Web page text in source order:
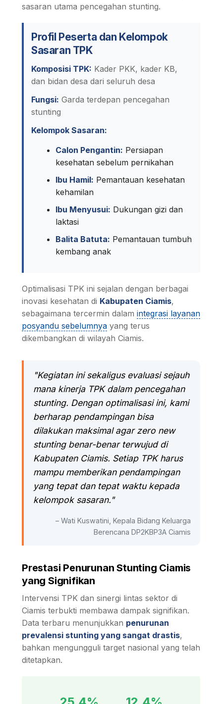
sasaran utama pencegahan stunting.
Profil Peserta dan Kelompok
Sasaran TPK
Komposisi TPK: Kader PKK, kader KB,
dan bidan desa dari seluruh desa
Fungsi: Garda terdepan pencegahan
stunting
Kelompok Sasaran:
Calon Pengantin: Persiapan
kesehatan sebelum pernikahan
Ibu Hamil: Pemantauan kesehatan
kehamilan
Ibu Menyusui: Dukungan gizi dan
laktasi
Balita Batuta: Pemantauan tumbuh
kembang anak
Optimalisasi TPK ini sejalan dengan berbagai
inovasi kesehatan di Kabupaten Ciamis,
sebagaimana tercermin dalam integrasi layanan
posyandu sebelumnya yang terus
dikembangkan di wilayah Ciamis.
"Kegiatan ini sekaligus evaluasi sejauh
mana kinerja TPK dalam pencegahan
stunting. Dengan optimalisasi ini, kami
berharap pendampingan bisa
dilakukan maksimal agar zero new
stunting benar-benar terwujud di
Kabupaten Ciamis. Setiap TPK harus
mampu memberikan pendampingan
yang tepat dan tepat waktu kepada
kelompok sasaran."
– Wati Kuswatini, Kepala Bidang Keluarga
Berencana DP2KBP3A Ciamis
Prestasi Penurunan Stunting Ciamis
yang Signifikan
Intervensi TPK dan sinergi lintas sektor di
Ciamis terbukti membawa dampak signifikan.
Data terbaru menunjukkan penurunan
prevalensi stunting yang sangat drastis,
bahkan mengungguli target nasional yang telah
ditetapkan.